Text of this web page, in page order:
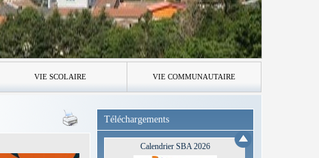
VIE SCOLAIRE VIE COMMUNAUTAIRE
Téléchargements
Calendrier SBA 2026